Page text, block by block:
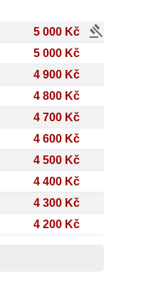
5 000 Kč gavel
5 000 Kč
4 900 Kč
4 800 Kč
4 700 Kč
4 600 Kč
4 500 Kč
4 400 Kč
4 300 Kč
4 200 Kč